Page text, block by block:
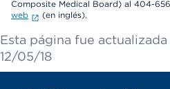
Composite Medical Board) al 404-
web
(en inglés).
Esta página fue
12/05/18